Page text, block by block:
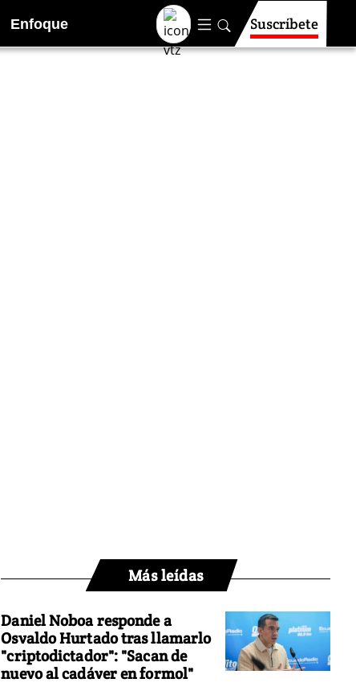
Enfoque Suscríbete
Más leídas
Daniel Noboa responde a
Osvaldo Hurtado tras llamarlo
"criptodictador": "Sacan de
nuevo al cadáver en formol"